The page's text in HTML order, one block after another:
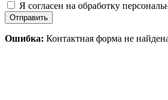
Я согласен на обработку
Отправить
Ошибка: Контактная форма не